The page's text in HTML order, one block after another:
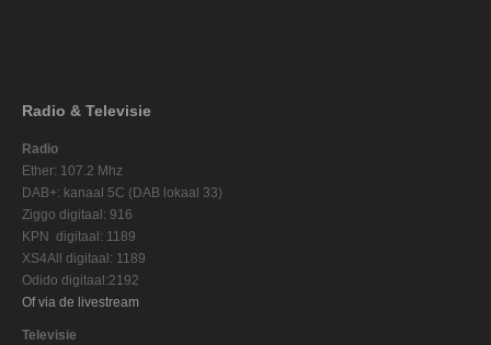
Radio & Televisie
Radio
Ether: 107.2 Mhz
DAB+: kanaal 5C (DAB lokaal 33)
Ziggo digitaal: 916
KPN digitaal: 1189
XS4All digitaal: 1189
Odido digitaal:2192
Of via de livestream
Televisie